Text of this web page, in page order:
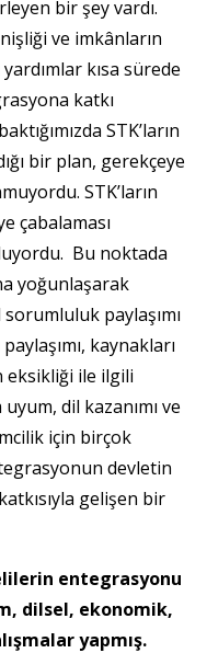
bir şey vardı.
ve imkânların
yardımlar kısa sürede
katkı
STK’ların
bir plan, gerekçeye
STK’ların
çabalaması
Bu noktada
yoğunlaşarak
paylaşımı
kaynakları
ile ilgili
dil kazanımı ve
için birçok
devletin
gelişen bir
entegrasyonu
dilsel, ekonomik,
yapmış.